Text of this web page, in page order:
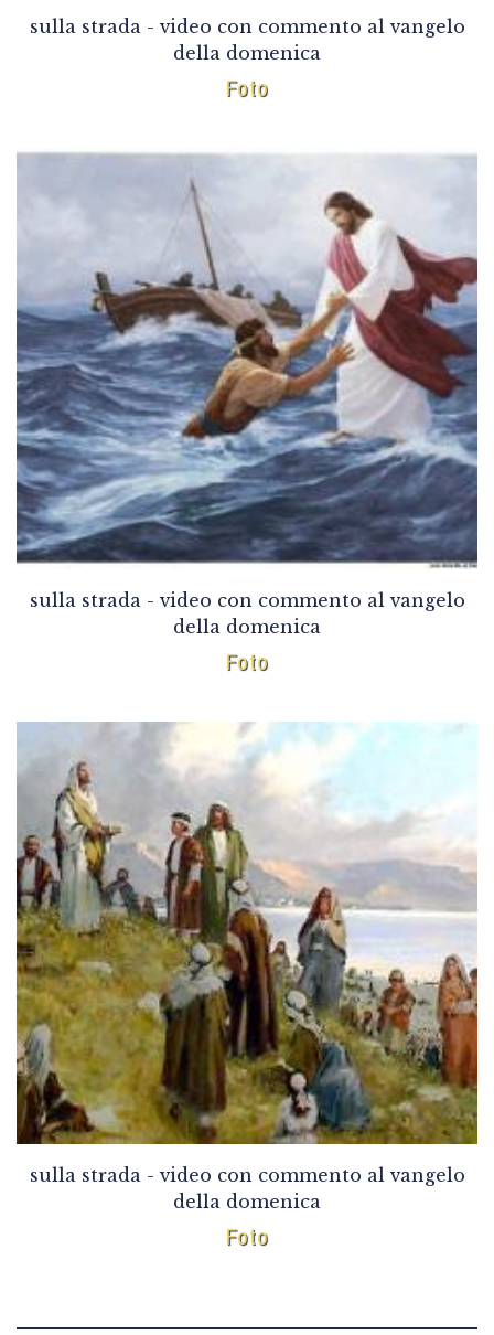
sulla strada - video con commento al vangelo
della domenica
Foto
sulla strada - video con commento al vangelo
della domenica
Foto
sulla strada - video con commento al vangelo
della domenica
Foto